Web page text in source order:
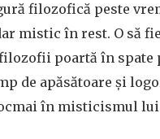
filozofică peste
mistic în rest. O să
poartă în
de apăsătoare și
în misticismul